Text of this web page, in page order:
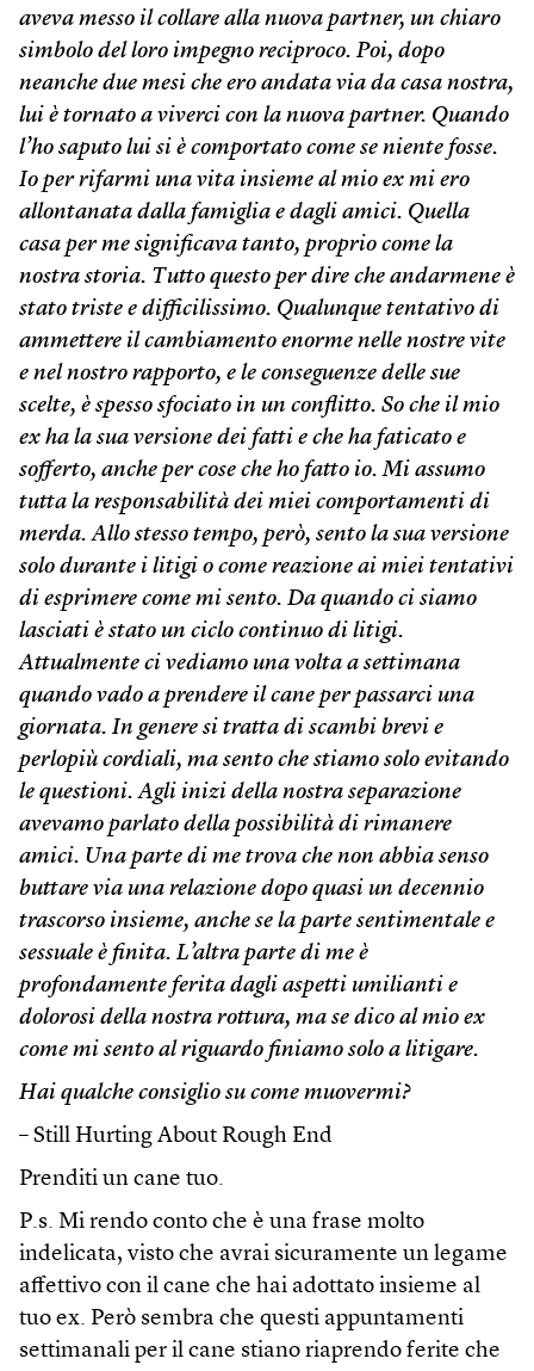
aveva messo il collare alla nuova partner, un chiaro
simbolo del loro impegno reciproco. Poi, dopo
neanche due mesi che ero andata via da casa nostra,
lui è tornato a viverci con la nuova partner. Quando
l’ho saputo lui si è comportato come se niente fosse.
Io per rifarmi una vita insieme al mio ex mi ero
allontanata dalla famiglia e dagli amici. Quella
casa per me significava tanto, proprio come la
nostra storia. Tutto questo per dire che andarmene è
stato triste e difficilissimo. Qualunque tentativo di
ammettere il cambiamento enorme nelle nostre vite
e nel nostro rapporto, e le conseguenze delle sue
scelte, è spesso sfociato in un conflitto. So che il mio
ex ha la sua versione dei fatti e che ha faticato e
sofferto, anche per cose che ho fatto io. Mi assumo
tutta la responsabilità dei miei comportamenti di
merda. Allo stesso tempo, però, sento la sua versione
solo durante i litigi o come reazione ai miei tentativi
di esprimere come mi sento. Da quando ci siamo
lasciati è stato un ciclo continuo di litigi.
Attualmente ci vediamo una volta a settimana
quando vado a prendere il cane per passarci una
giornata. In genere si tratta di scambi brevi e
perlopiù cordiali, ma sento che stiamo solo evitando
le questioni. Agli inizi della nostra separazione
avevamo parlato della possibilità di rimanere
amici. Una parte di me trova che non abbia senso
buttare via una relazione dopo quasi un decennio
trascorso insieme, anche se la parte sentimentale e
sessuale è finita. L’altra parte di me è
profondamente ferita dagli aspetti umilianti e
dolorosi della nostra rottura, ma se dico al mio ex
come mi sento al riguardo finiamo solo a litigare.
Hai qualche consiglio su come muovermi?
– Still Hurting About Rough End
Prenditi un cane tuo.
P.s. Mi rendo conto che è una frase molto
indelicata, visto che avrai sicuramente un legame
affettivo con il cane che hai adottato insieme al
tuo ex. Però sembra che questi appuntamenti
settimanali per il cane stiano riaprendo ferite che